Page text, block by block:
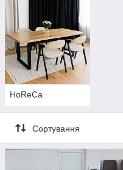
HoReCa
Сортування